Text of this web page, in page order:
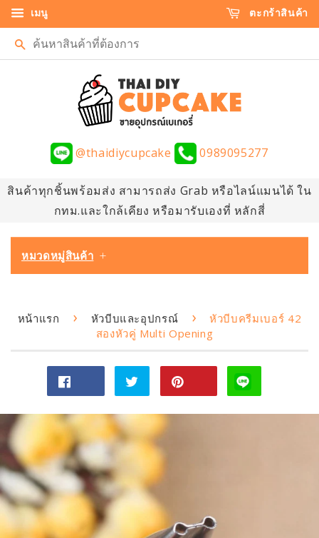
เมนู ตะกร้าสินค้า
ค้นหา
@thaidiycupcake 0989095277
สินค้าทุกชิ้นพร้อมส่ง สามารถส่ง Grab หรือไลน์แมนได้ ใน
กทม.และใกล้เคียง หรือมารับเองที่ หลักสี่
หมวดหมู่สินค้า
หน้าแรก › หัวบีบและอุปกรณ์ ›
หัวบีบครีมเบอร์ 42
สองหัวคู่ Multi Opening
ไป
Facebook
ตไป
ทวิ
ต
เตอร์
on
Pinterest